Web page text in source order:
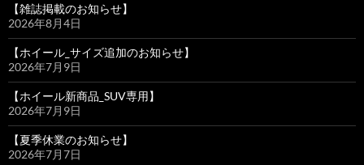
【雑誌掲載のお知らせ】
2026年8月4日
【ホイール_サイズ追加のお知らせ】
2026年7月9日
【ホイール新商品_SUV専用】
2026年7月9日
【夏季休業のお知らせ】
2026年7月7日